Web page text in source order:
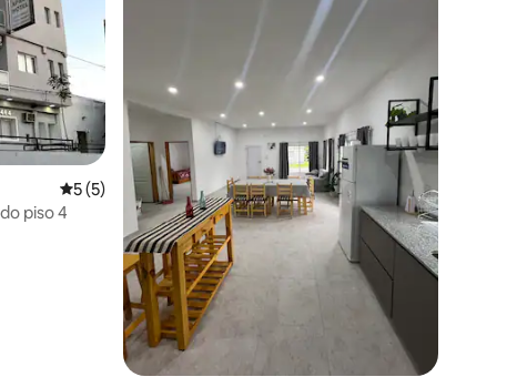
Calificación promedio: 5 de 5; 5 evaluaciones
5 (5)
piso 4